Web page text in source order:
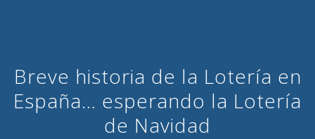
Breve historia de la Lotería en
España… esperando la Lotería
de Navidad